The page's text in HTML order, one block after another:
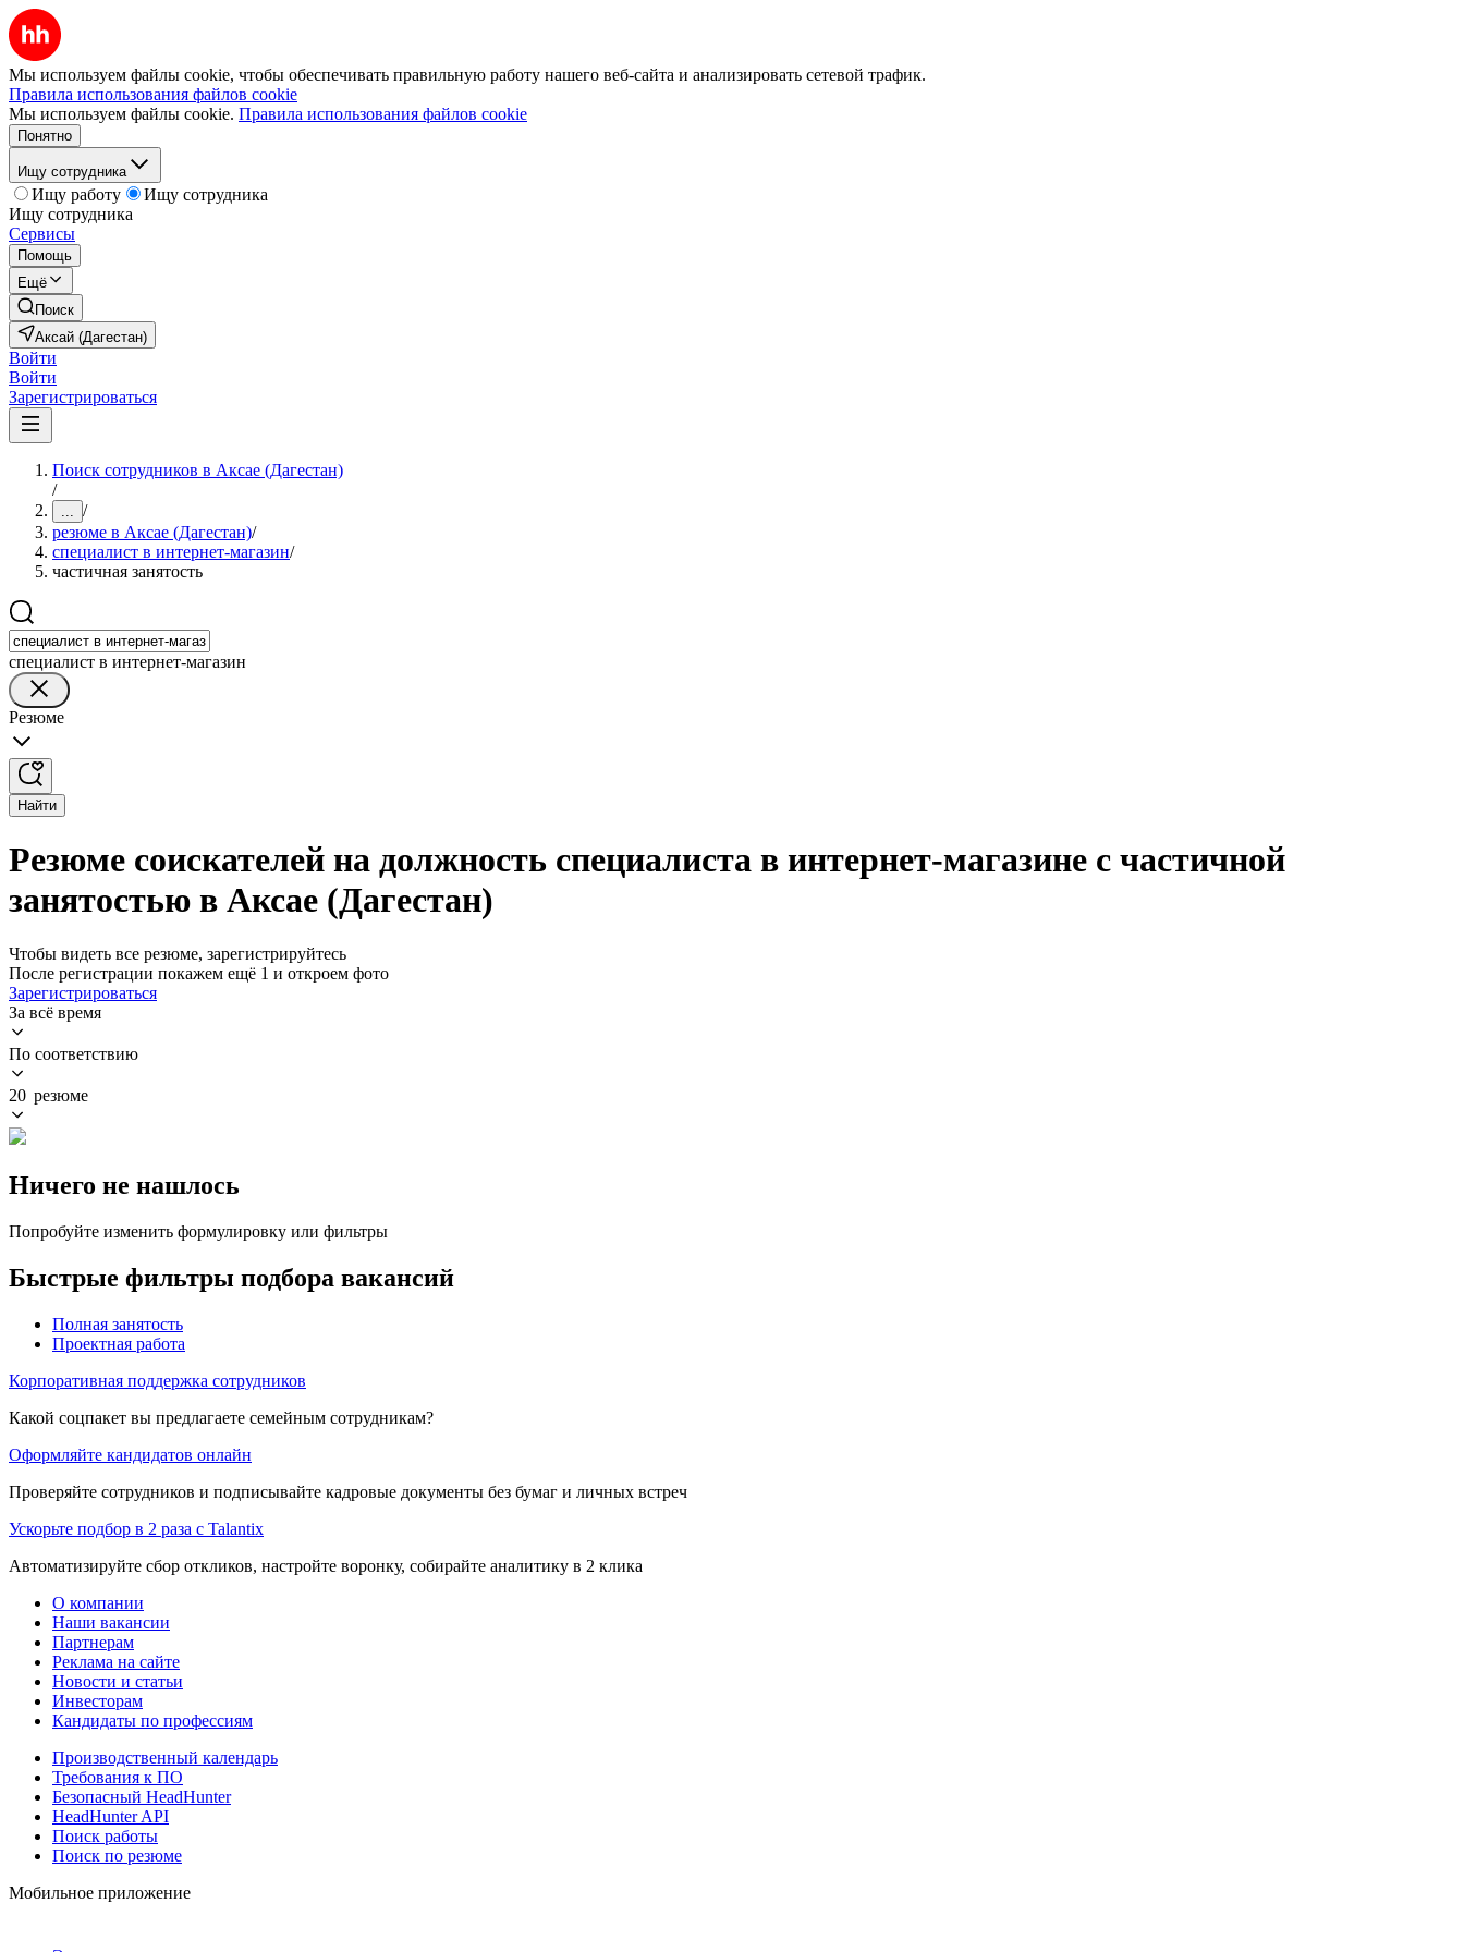
Мы используем файлы cookie, чтобы обеспечивать правильную работу нашего веб-сайта и анализировать сетевой трафик.
Правила использования файлов cookie
Мы используем файлы cookie. Правила использования файлов cookie
Понятно
Ищу сотрудника
Ищу работу
Ищу сотрудника
Ищу сотрудника
Сервисы
Помощь
Ещё
Поиск
Аксай (Дагестан)
Войти
Войти
Зарегистрироваться
Поиск сотрудников в Аксае (Дагестан)
/
... /
резюме в Аксае (Дагестан)/
специалист в интернет-магазин/
частичная занятость
специалист в интернет-магазин
Резюме
Найти
Резюме соискателей на должность специалиста в интернет-магазине с частичной
занятостью в Аксае (Дагестан)
Чтобы видеть все резюме, зарегистрируйтесь
После регистрации покажем ещё 1 и откроем фото
Зарегистрироваться
За всё время
По соответствию
20 резюме
Ничего не нашлось
Попробуйте изменить формулировку или фильтры
Быстрые фильтры подбора вакансий
Полная занятость
Проектная работа
Корпоративная поддержка сотрудников
Какой соцпакет вы предлагаете семейным сотрудникам?
Оформляйте кандидатов онлайн
Проверяйте сотрудников и подписывайте кадровые документы без бумаг и личных встреч
Ускорьте подбор в 2 раза с Talantix
Автоматизируйте сбор откликов, настройте воронку, собирайте аналитику в 2 клика
О компании
Наши вакансии
Партнерам
Реклама на сайте
Новости и статьи
Инвесторам
Кандидаты по профессиям
Производственный календарь
Требования к ПО
Безопасный HeadHunter
HeadHunter API
Поиск работы
Поиск по резюме
Мобильное приложение